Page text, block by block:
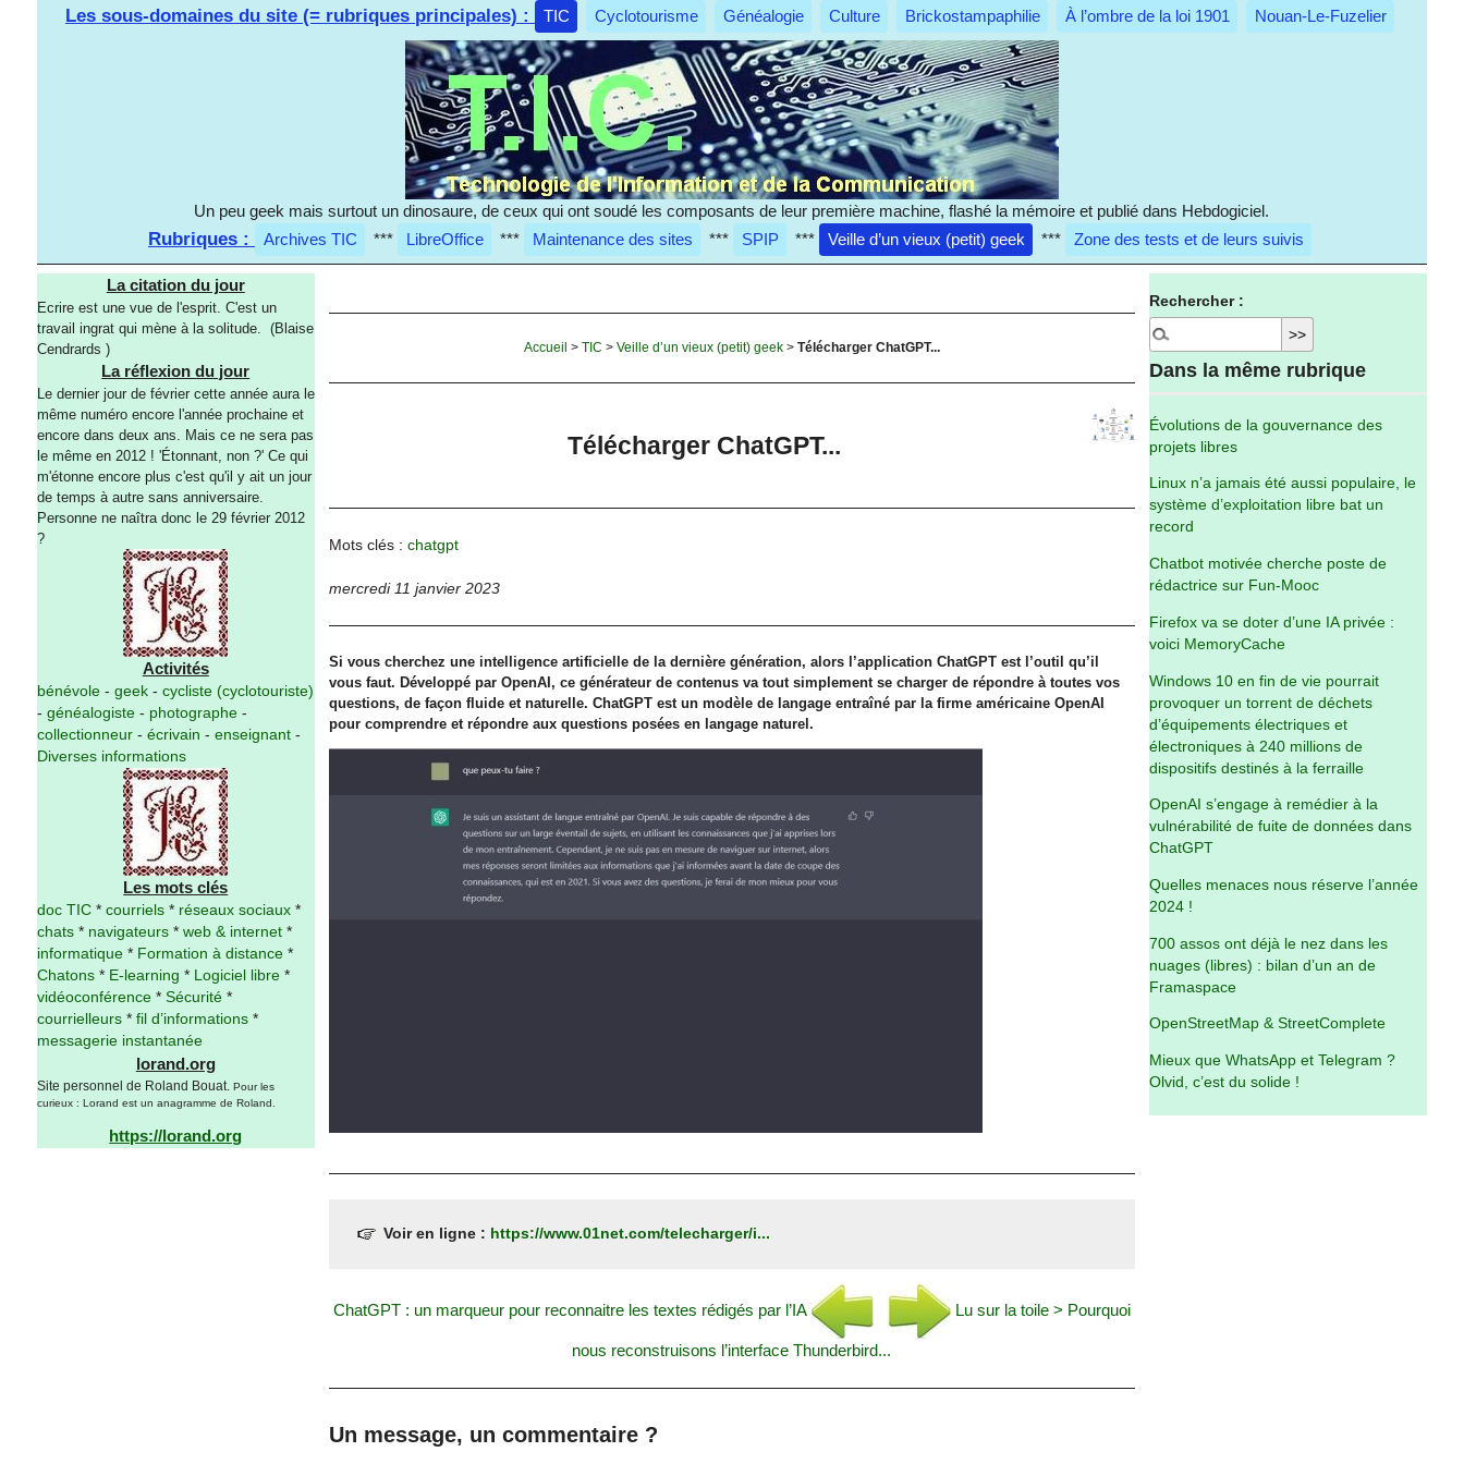
Les sous-domaines du site (= rubriques principales) : TIC Cyclotourisme Généalogie Culture Brickostampaphilie À l’ombre de la loi 1901 Nouan-Le-Fuzelier
Un peu geek mais surtout un dinosaure, de ceux qui ont soudé les composants de leur première machine, flashé la mémoire et publié dans Hebdogiciel.
Rubriques : Archives TIC *** LibreOffice *** Maintenance des sites *** SPIP *** Veille d’un vieux (petit) geek *** Zone des tests et de leurs suivis
La citation du jour
Ecrire est une vue de l'esprit. C'est un
travail ingrat qui mène à la solitude. (Blaise
Cendrards )
La réflexion du jour
Le dernier jour de février cette année aura le
même numéro encore l'année prochaine et
encore dans deux ans. Mais ce ne sera pas
le même en 2012 ! 'Étonnant, non ?' Ce qui
m'étonne encore plus c'est qu'il y ait un jour
de temps à autre sans anniversaire.
Personne ne naîtra donc le 29 février 2012
?
Activités
bénévole- geek- cycliste (cyclotouriste)
- généalogiste- photographe-
collectionneur- écrivain - enseignant-
Diverses informations
Les mots clés
doc TIC* courriels* réseaux sociaux*
chats* navigateurs* web & internet*
informatique* Formation à distance*
Chatons* E-learning * Logiciel libre*
vidéoconférence* Sécurité*
courrielleurs* fil d’informations*
messagerie instantanée
lorand.org
Site personnel de Roland Bouat. Pour les
curieux : Lorand est un anagramme de Roland.
https://lorand.org
Accueil > TIC > Veille d’un vieux (petit) geek> Télécharger ChatGPT...
Télécharger ChatGPT...
Mots clés : chatgpt
mercredi 11 janvier 2023
Si vous cherchez une intelligence artificielle de la dernière génération, alors l’application ChatGPT est l’outil qu’il
vous faut. Développé par OpenAI, ce générateur de contenus va tout simplement se charger de répondre à toutes vos
questions, de façon fluide et naturelle. ChatGPT est un modèle de langage entraîné par la firme américaine OpenAI
pour comprendre et répondre aux questions posées en langage naturel.
Voir en ligne : https://www.01net.com/telecharger/i...
ChatGPT : un marqueur pour reconnaitre les textes rédigés par l’IA Lu sur la toile > Pourquoi
nous reconstruisons l’interface Thunderbird...
Un message, un commentaire ?
Rechercher :
Dans la même rubrique
Évolutions de la gouvernance des
projets libres
Linux n’a jamais été aussi populaire, le
système d’exploitation libre bat un
record
Chatbot motivée cherche poste de
rédactrice sur Fun-Mooc
Firefox va se doter d’une IA privée :
voici MemoryCache
Windows 10 en fin de vie pourrait
provoquer un torrent de déchets
d’équipements électriques et
électroniques à 240 millions de
dispositifs destinés à la ferraille
OpenAI s’engage à remédier à la
vulnérabilité de fuite de données dans
ChatGPT
Quelles menaces nous réserve l’année
2024 !
700 assos ont déjà le nez dans les
nuages (libres) : bilan d’un an de
Framaspace
OpenStreetMap & StreetComplete
Mieux que WhatsApp et Telegram ?
Olvid, c’est du solide !